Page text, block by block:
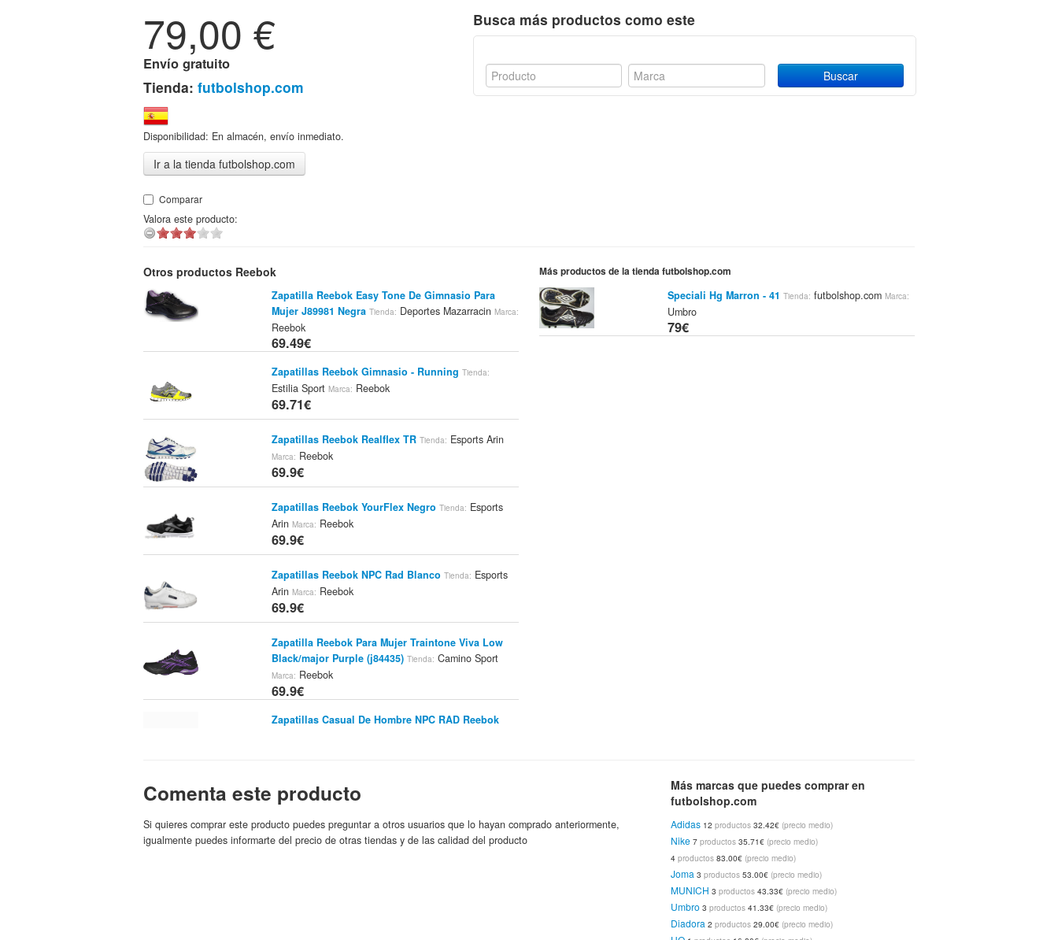
79,00 €
Envío gratuito
Tienda: futbolshop.com
Disponibilidad: En almacén, envío inmediato.
Ir a la tienda futbolshop.com
Comparar
Valora este producto:
Busca más productos como este
Otros productos Reebok
Zapatilla Reebok Easy Tone De Gimnasio Para
Mujer J89981 Negra Tienda: Deportes MazarracinMarca:
Reebok
69.49€
Zapatillas Reebok Gimnasio - Running Tienda:
Estilia SportMarca: Reebok
69.71€
Zapatillas Reebok Realflex TR Tienda: Esports Arin
Marca: Reebok
69.9€
Zapatillas Reebok YourFlex Negro Tienda: Esports
ArinMarca: Reebok
69.9€
Zapatillas Reebok NPC Rad Blanco Tienda: Esports
ArinMarca: Reebok
69.9€
Zapatilla Reebok Para Mujer Traintone Viva Low
Black/major Purple (j84435) Tienda: Camino Sport
Marca: Reebok
69.9€
Zapatillas Casual De Hombre NPC RAD Reebok
Zapatillas Deportivas Tennis Vulc High
Castaluna Reebok
69.9€
Más productos de la tienda futbolshop.com
Speciali Hg Marron - 41 Tienda: futbolshop.com Marca:
Umbro
79€
Comenta este producto
Si quieres comprar este producto puedes preguntar a otros usuarios que lo hayan comprado anteriormente,
igualmente puedes informarte del precio de otras tiendas y de las calidad del producto
Más marcas que puedes comprar en
futbolshop.com
Adidas 12productos 32.42€ (precio medio)
Nike 7productos 35.71€ (precio medio)
4productos 83.00€ (precio medio)
Joma 3productos 53.00€ (precio medio)
MUNICH 3productos 43.33€ (precio medio)
Umbro 3productos 41.33€ (precio medio)
Diadora 2productos 29.00€ (precio medio)